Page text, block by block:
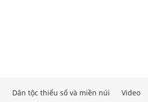
Dân tộc thiểu số và miền núi Video